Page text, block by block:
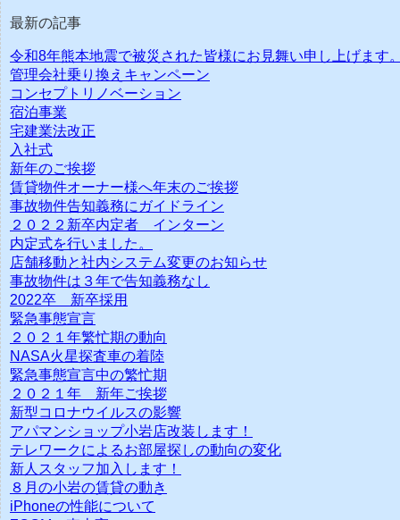
最新の記事
令和8年熊本地震で被災された皆様にお見舞い申し上げます
管理会社乗り換えキャンペーン
コンセプトリノベーション
宿泊事業
宅建業法改正
入社式
新年のご挨拶
賃貸物件オーナー様へ年末のご挨拶
事故物件告知義務にガイドライン
２０２２新卒内定者 インターン
内定式を行いました。
店舗移動と社内システム変更のお知らせ
事故物件は３年で告知義務なし
2022卒 新卒採用
緊急事態宣言
２０２１年繁忙期の動向
NASA火星探査車の着陸
緊急事態宣言中の繁忙期
２０２１年 新年ご挨拶
新型コロナウイルスの影響
アパマンショップ小岩店改装します！
テレワークによるお部屋探しの動向の変化
新人スタッフ加入します！
８月の小岩の賃貸の動き
iPhoneの性能について